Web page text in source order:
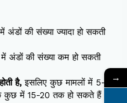
में अंडों की संख्या ज्यादा हो सकती
में अंडों की संख्या कम हो सकती
है, इसलिए कुछ मामलों में 5-6
कुछ में 15-20 तक हो सकते हैं।
→